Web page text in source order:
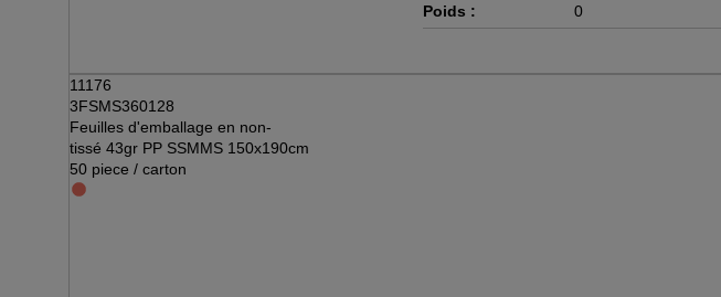
Poids : 0
11176
3FSMS360128
Feuilles d'emballage en non-
tissé 43gr PP SSMMS 150x190cm
50 piece / carton